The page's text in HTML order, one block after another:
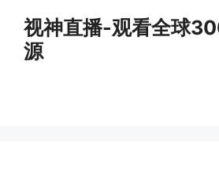
content
视神直播-观看全球
源